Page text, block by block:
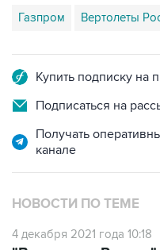
Подписаться на
Получать
НОВОСТИ ПО ТЕМЕ
4 декабря 2021 года 10:18
исследование ИИ в